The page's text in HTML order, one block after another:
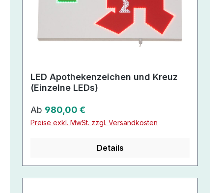
LED Apothekenzeichen und Kreuz
(Einzelne LEDs)
Regulärer Preis:
Ab 980,00 €
Preise exkl. MwSt. zzgl. Versandkosten
Details